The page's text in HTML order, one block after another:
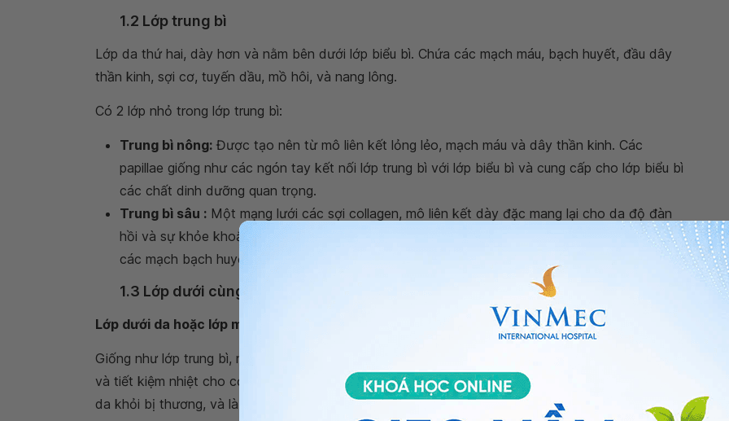
1.2 Lớp trung bì
Lớp da thứ hai, dày hơn và nằm bên dưới lớp biểu bì. Chứa các mạch máu, bạch huyết, đầu dây
thần kinh, sợi cơ, tuyến dầu, mồ hôi, và nang lông.
Có 2 lớp nhỏ trong lớp trung bì:
Trung bì nông: Được tạo nên từ mô liên kết lỏng lẻo, mạch máu và dây thần kinh. Các
papillae giống như các ngón tay kết nối lớp trung bì với lớp biểu bì và cung cấp cho lớp biểu bì
các chất dinh dưỡng quan trọng.
Trung bì sâu : Một mạng lưới các sợi collagen, mô liên kết dày đặc mang lại cho da độ đàn
hồi và sự khỏe khoắn. Là nơi chứa một lượng lớn các mạch máu, dây thần kinh, cũng như
các mạch bạch huyết, các tuyến và nang lông.
1.3 Lớp dưới cùng (lớp mỡ dưới da)
Lớp dưới da hoặc lớp mỡ dưới da: Một lớp mỡ dày và mô liên kết bên dưới lớp trung bì.
Giống như lớp trung bì, nó chứa một nguồn cung cấp máu và bạch huyết phong phú. Nó cách nhiệt
và tiết kiệm nhiệt cho cơ thể, hoạt động như một bộ giảm xóc giúp bảo vệ các mô và cơ quan dưới
da khỏi bị thương, và là một nguồn năng lượng dự trữ.